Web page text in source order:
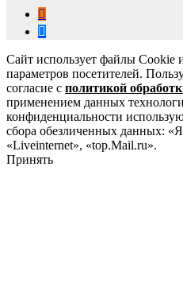
Сайт использует файлы Cookie
параметров посетителей.
согласие с политикой
применением данных
конфиденциальности
сбора обезличенных данных:
«Liveinternet», «top.Mail.ru».
Принять